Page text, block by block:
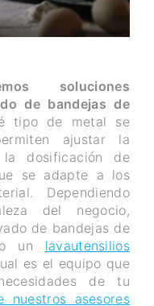
soluciones
de bandejas de
tipo de metal se
ajustar la
dosificación de
se adapte a los
Dependiendo
del negocio,
de bandejas de
un lavautensilios
es el equipo que
de tu
asesores